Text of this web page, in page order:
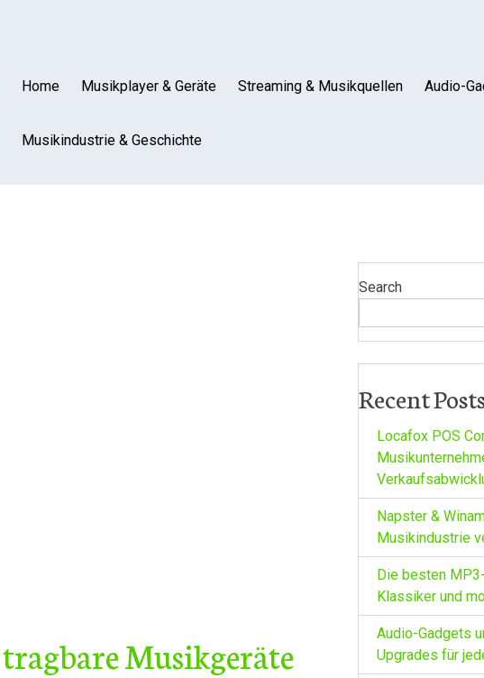
Home Musikplayer & Geräte Streaming & Musikquellen Audio-
Musikindustrie & Geschichte
Musikgeräte
Search
Recent
Locafox POS
Napster &
Musikindustrie
Die besten
Klassiker und
Audio-Gadgets
Upgrades für